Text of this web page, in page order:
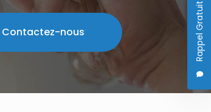
Rappel Gratuit
Contactez-nous